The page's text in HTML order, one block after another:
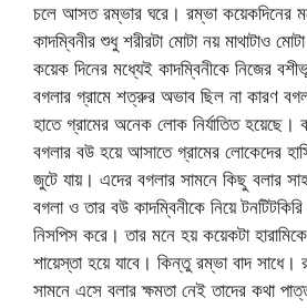
চলে আসত রম্ভার ঘরে। রম্ভা কয়েকদিনের
কাদম্বিনীর শুধু শরীরটা মোটা নয় মাথাটাও
কয়েক দিনের মধ্যেই কাদম্বিনীকে নিজের
বগলার গ্রামে শত্রুর অভাব ছিল না কারণ
হাতে গ্রামের অনেক লোক নির্যাতিত হয়েছে।
বগলার বউ হয়ে আসাতে গ্রামের লোকেদের
জুটে যায়। এদের বগলার সামনে কিছু বলার
বগলা ও তার বউ কাদম্বিনীকে নিয়ে
নিসপিস করে। তার মনে হয় কয়েকটা
শায়েস্তা হয়ে যাবে। কিন্তু রম্ভা বাদ সাধে।
সামনে এসে বলার ক্ষমতা নেই তাদের কথা